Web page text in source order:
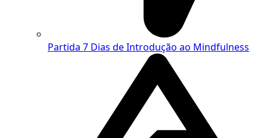
Partida 7 Dias de Introdução ao Mindfulness